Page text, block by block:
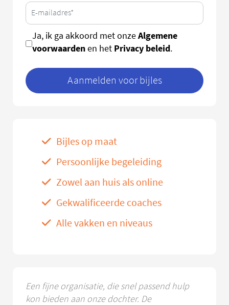
Ja, ik ga akkoord met onzeAlgemene
voorwaardenen het Privacy beleid.
Aanmelden voor bijles
Bijles op maat
Persoonlijke begeleiding
Zowel aan huis als online
Gekwalificeerde coaches
Alle vakken en niveaus
Een fijne organisatie, die snel passend hulp
kon bieden aan onze dochter. De